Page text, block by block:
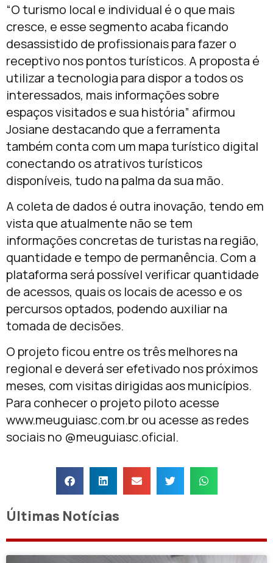
“O turismo local e individual é o que mais
cresce, e esse segmento acaba ficando
desassistido de profissionais para fazer o
receptivo nos pontos turísticos. A proposta é
utilizar a tecnologia para dispor a todos os
interessados, mais informações sobre
espaços visitados e sua história” afirmou
Josiane destacando que a ferramenta
também conta com um mapa turístico digital
conectando os atrativos turísticos
disponíveis, tudo na palma da sua mão.
A coleta de dados é outra inovação, tendo em
vista que atualmente não se tem
informações concretas de turistas na região,
quantidade e tempo de permanência. Com a
plataforma será possível verificar quantidade
de acessos, quais os locais de acesso e os
percursos optados, podendo auxiliar na
tomada de decisões.
O projeto ficou entre os três melhores na
regional e deverá ser efetivado nos próximos
meses, com visitas dirigidas aos municípios.
Para conhecer o projeto piloto acesse
www.meuguiasc.com.br ou acesse as redes
sociais no @meuguiasc.oficial.
Últimas Notícias